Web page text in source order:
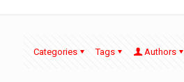
Categories Tags Authors